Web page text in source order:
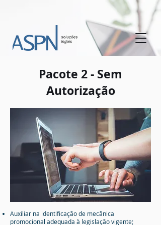
Pacote 2 - Sem
Autorização
Auxiliar na identificação de mecânica
promocional adequada à legislação vigente;